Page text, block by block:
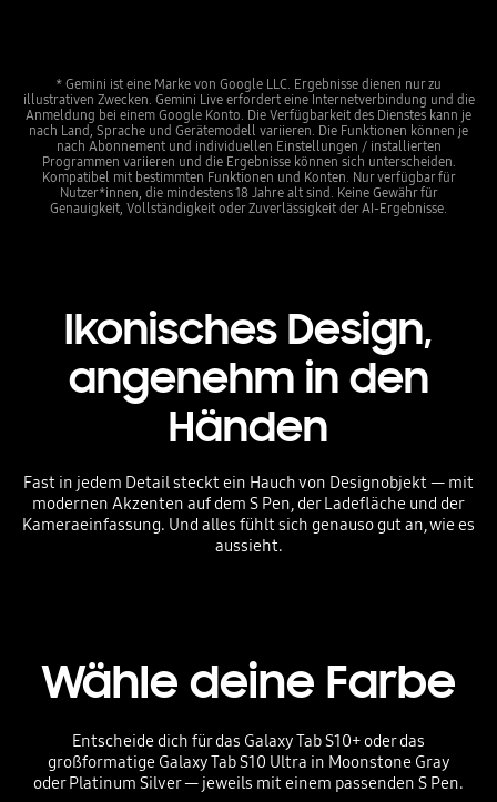
* Gemini ist eine Marke von Google LLC. Ergebnisse dienen nur zu
illustrativen Zwecken. Gemini Live erfordert eine Internetverbindung und die
Anmeldung bei einem Google Konto. Die Verfügbarkeit des Dienstes kann je
nach Land, Sprache und Gerätemodell variieren. Die Funktionen können je
nach Abonnement und individuellen Einstellungen / installierten
Programmen variieren und die Ergebnisse können sich unterscheiden.
Kompatibel mit bestimmten Funktionen und Konten. Nur verfügbar für
Nutzer*innen, die mindestens 18 Jahre alt sind. Keine Gewähr für
Genauigkeit, Vollständigkeit oder Zuverlässigkeit der AI-Ergebnisse.
Ikonisches Design,
angenehm in den
Händen
Fast in jedem Detail steckt ein Hauch von Designobjekt — mit
modernen Akzenten auf dem S Pen, der Ladefläche und der
Kameraeinfassung. Und alles fühlt sich genauso gut an, wie es
aussieht.
Wähle deine Farbe
Entscheide dich für das Galaxy Tab S10+ oder das
großformatige Galaxy Tab S10 Ultra in Moonstone Gray
oder Platinum Silver — jeweils mit einem passenden S Pen.